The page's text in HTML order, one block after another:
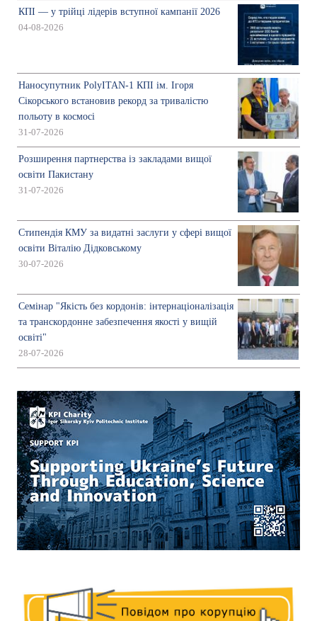
КПІ — у трійці лідерів вступної кампанії 2026
04-08-2026
Наносупутник PolyITAN-1 КПІ ім. Ігоря
Сікорського встановив рекорд за тривалістю
польоту в космосі
31-07-2026
Розширення партнерства із закладами вищої
освіти Пакистану
31-07-2026
Стипендія КМУ за видатні заслуги у сфері вищої
освіти Віталію Дідковському
30-07-2026
Семінар "Якість без кордонів: інтернаціоналізація
та транскордонне забезпечення якості у вищій
освіті"
28-07-2026